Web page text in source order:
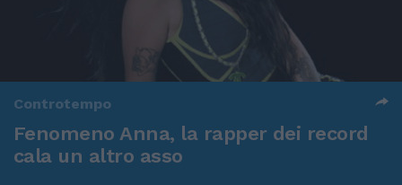
Controtempo
Fenomeno Anna, la rapper dei record
cala un altro asso